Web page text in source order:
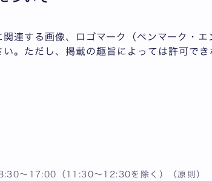
連する画像、ロゴマーク（ペンマーク・エ
。ただし、掲載の趣旨によっては許可でき
～17:00（11:30～12:30を除く）（原則）